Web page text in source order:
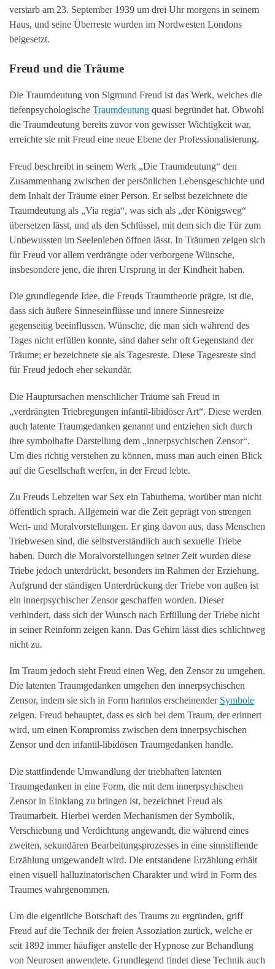
verstarb am 23. September 1939 um drei Uhr morgens in seinem
Haus, und seine Überreste wurden im Nordwesten Londons
beigesetzt.
Freud und die Träume
Die Traumdeutung von Sigmund Freud ist das Werk, welches die
tiefenpsychologische Traumdeutung quasi begründet hat. Obwohl
die Traumdeutung bereits zuvor von gewisser Wichtigkeit war,
erreichte sie mit Freud eine neue Ebene der Professionalisierung.
Freud beschreibt in seinem Werk „Die Traumdeutung“ den
Zusammenhang zwischen der persönlichen Lebensgeschichte und
dem Inhalt der Träume einer Person. Er selbst bezeichnete die
Traumdeutung als „Via regia“, was sich als „der Königsweg“
übersetzen lässt, und als den Schlüssel, mit dem sich die Tür zum
Unbewussten im Seelenleben öffnen lässt. In Träumen zeigen sich
für Freud vor allem verdrängte oder verborgene Wünsche,
insbesondere jene, die ihren Ursprung in der Kindheit haben.
Die grundlegende Idee, die Freuds Traumtheorie prägte, ist die,
dass sich äußere Sinneseinflüsse und innere Sinnesreize
gegenseitig beeinflussen. Wünsche, die man sich während des
Tages nicht erfüllen konnte, sind daher sehr oft Gegenstand der
Träume; er bezeichnete sie als Tagesreste. Diese Tagesreste sind
für Freud jedoch eher sekundär.
Die Hauptursachen menschlicher Träume sah Freud in
„verdrängten Triebregungen infantil-libidöser Art“. Diese werden
auch latente Traumgedanken genannt und entziehen sich durch
ihre symbolhafte Darstellung dem „innerpsychischen Zensor“.
Um dies richtig verstehen zu können, muss man auch einen Blick
auf die Gesellschaft werfen, in der Freud lebte.
Zu Freuds Lebzeiten war Sex ein Tabuthema, worüber man nicht
öffentlich sprach. Allgemein war die Zeit geprägt von strengen
Wert- und Moralvorstellungen. Er ging davon aus, dass Menschen
Triebwesen sind, die selbstverständlich auch sexuelle Triebe
haben. Durch die Moralvorstellungen seiner Zeit wurden diese
Triebe jedoch unterdrückt, besonders im Rahmen der Erziehung.
Aufgrund der ständigen Unterdrückung der Triebe von außen ist
ein innerpsychischer Zensor geschaffen worden. Dieser
verhindert, dass sich der Wunsch nach Erfüllung der Triebe nicht
in seiner Reinform zeigen kann. Das Gehirn lässt dies schlichtweg
nicht zu.
Im Traum jedoch sieht Freud einen Weg, den Zensor zu umgehen.
Die latenten Traumgedanken umgehen den innerpsychischen
Zensor, indem sie sich in Form harmlos erscheinender Symbole
zeigen. Freud behauptet, dass es sich bei dem Traum, der erinnert
wird, um einen Kompromiss zwischen dem innerpsychischen
Zensor und den infantil-libidösen Traumgedanken handle.
Die stattfindende Umwandlung der triebhaften latenten
Traumgedanken in eine Form, die mit dem innerpsychischen
Zensor in Einklang zu bringen ist, bezeichnet Freud als
Traumarbeit. Hierbei werden Mechanismen der Symbolik,
Verschiebung und Verdichtung angewandt, die während eines
zweiten, sekundären Bearbeitungsprozesses in eine sinnstiftende
Erzählung umgewandelt wird. Die entstandene Erzählung erhält
einen visuell halluzinatorischen Charakter und wird in Form des
Traumes wahrgenommen.
Um die eigentliche Botschaft des Traums zu ergründen, griff
Freud auf die Technik der freien Assoziation zurück, welche er
seit 1892 immer häufiger anstelle der Hypnose zur Behandlung
von Neurosen anwendete. Grundlegend findet diese Technik auch